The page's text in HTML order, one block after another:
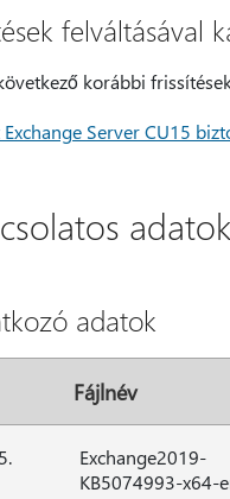
felváltásával
korábbi
Server CU15
adatok
adatok
Fájlnév
Exchange2019-
KB5074993-x64-